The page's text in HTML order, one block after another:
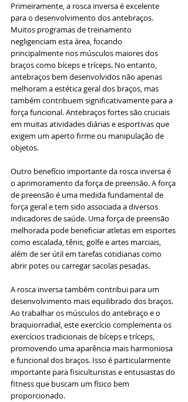
Primeiramente, a rosca inversa é excelente
para o desenvolvimento dos antebraços.
Muitos programas de treinamento
negligenciam esta área, focando
principalmente nos músculos maiores dos
braços como bíceps e tríceps. No entanto,
antebraços bem desenvolvidos não apenas
melhoram a estética geral dos braços, mas
também contribuem significativamente para a
força funcional. Antebraços fortes são cruciais
em muitas atividades diárias e esportivas que
exigem um aperto firme ou manipulação de
objetos.
Outro benefício importante da rosca inversa é
o aprimoramento da força de preensão. A força
de preensão é uma medida fundamental de
força geral e tem sido associada a diversos
indicadores de saúde. Uma força de preensão
melhorada pode beneficiar atletas em esportes
como escalada, tênis, golfe e artes marciais,
além de ser útil em tarefas cotidianas como
abrir potes ou carregar sacolas pesadas.
A rosca inversa também contribui para um
desenvolvimento mais equilibrado dos braços.
Ao trabalhar os músculos do antebraço e o
braquiorradial, este exercício complementa os
exercícios tradicionais de bíceps e tríceps,
promovendo uma aparência mais harmoniosa
e funcional dos braços. Isso é particularmente
importante para fisiculturistas e entusiastas do
fitness que buscam um físico bem
proporcionado.